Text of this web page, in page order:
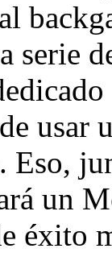
serie
usar
Eso,
un
éxito